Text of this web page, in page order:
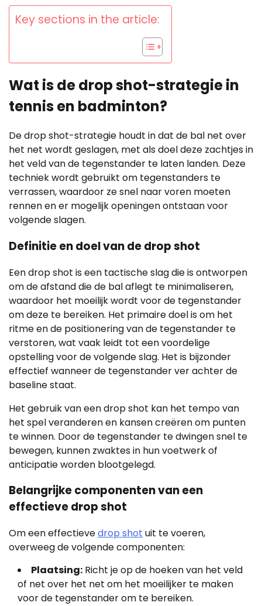
Key sections in the article:
Wat is de drop shot-strategie in
tennis en badminton?
De drop shot-strategie houdt in dat de bal net over
het net wordt geslagen, met als doel deze zachtjes in
het veld van de tegenstander te laten landen. Deze
techniek wordt gebruikt om tegenstanders te
verrassen, waardoor ze snel naar voren moeten
rennen en er mogelijk openingen ontstaan voor
volgende slagen.
Definitie en doel van de drop shot
Een drop shot is een tactische slag die is ontworpen
om de afstand die de bal aflegt te minimaliseren,
waardoor het moeilijk wordt voor de tegenstander
om deze te bereiken. Het primaire doel is om het
ritme en de positionering van de tegenstander te
verstoren, wat vaak leidt tot een voordelige
opstelling voor de volgende slag. Het is bijzonder
effectief wanneer de tegenstander ver achter de
baseline staat.
Het gebruik van een drop shot kan het tempo van
het spel veranderen en kansen creëren om punten
te winnen. Door de tegenstander te dwingen snel te
bewegen, kunnen zwaktes in hun voetwerk of
anticipatie worden blootgelegd.
Belangrijke componenten van een
effectieve drop shot
Om een effectievedrop shot uit te voeren,
overweeg de volgende componenten:
Plaatsing: Richt je op de hoeken van het veld
of net over het net om het moeilijker te maken
voor de tegenstander om te bereiken.